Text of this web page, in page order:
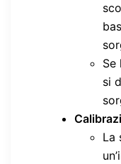
Se
si
La